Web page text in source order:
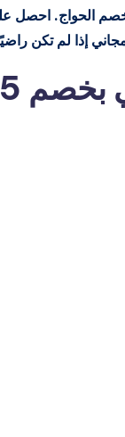
خصم الحواج. احصل
إذا لم تكن
5%